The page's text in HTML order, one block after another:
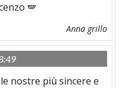
🪽
Anna grillo
nostre più sincere e